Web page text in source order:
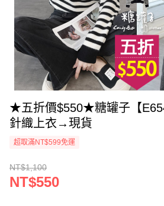
★五折價$550★糖罐子【
針織上衣→現貨
超取滿NT$599免運
NT$1,100
NT$550